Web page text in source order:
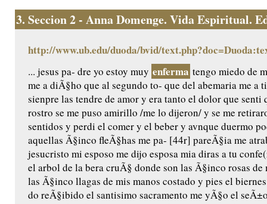
3. Seccion 2 - Anna Domenge. Vida Espiritual.
http://www.ub.edu/duoda/bvid/
... jesus pa- dre yo estoy muy enferma tengo miedo de
me a diÃ§ho que al segundo to- que del abemaria me a
sienpre las tendre de amor y era tanto el dolor que
rostro se me puso amirillo /me lo dijeron/ y se me
sentidos y perdi el comer y el beber y avnque duermo
aquellas Ã§inco fleÃ§has me pa- [44r] pareÃ§ia me
jesucristo mi esposo me dijo esposa mia diras a tu
el arbol de la bera cruÃ§ donde son las Ã§inco rosas
las Ã§inco llagas de mis manos costado y pies el
do reÃ§ibido el santisimo sacramento me yÃ§o el